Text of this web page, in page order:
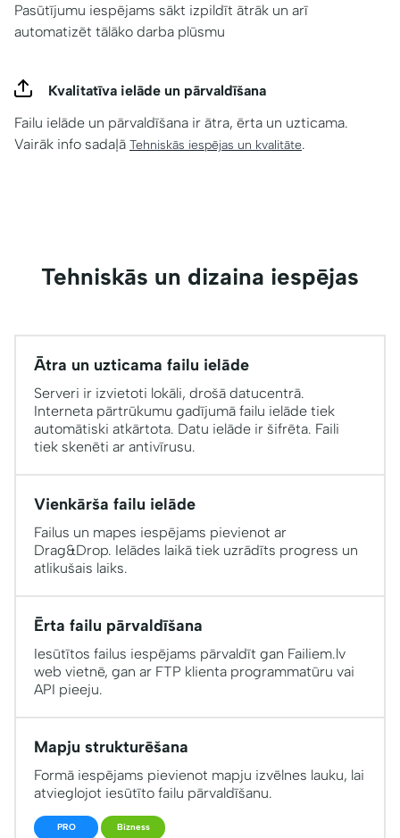
Pasūtījumu iespējams sākt izpildīt ātrāk un arī
automatizēt tālāko darba plūsmu
Kvalitatīva ielāde un pārvaldīšana
Failu ielāde un pārvaldīšana ir ātra, ērta un uzticama.
Vairāk info sadaļā Tehniskās iespējas un kvalitāte.
Tehniskās un dizaina iespējas
Ātra un uzticama failu ielāde
Serveri ir izvietoti lokāli, drošā datucentrā.
Interneta pārtrūkumu gadījumā failu ielāde tiek
automātiski atkārtota. Datu ielāde ir šifrēta. Faili
tiek skenēti ar antivīrusu.
Vienkārša failu ielāde
Failus un mapes iespējams pievienot ar
Drag&Drop. Ielādes laikā tiek uzrādīts progress un
atlikušais laiks.
Ērta failu pārvaldīšana
Iesūtītos failus iespējams pārvaldīt gan Failiem.lv
web vietnē, gan ar FTP klienta programmatūru vai
API pieeju.
Mapju strukturēšana
Formā iespējams pievienot mapju izvēlnes lauku, lai
atvieglojot iesūtīto failu pārvaldīšanu.
PRO Bizness